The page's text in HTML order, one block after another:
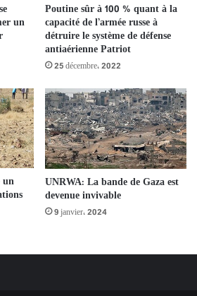
un
Poutine sûr à 100 % quant à la
capacité de l’armée russe à
détruire le système de défense
antiaérienne Patriot
25 décembre، 2022
un
UNRWA: La bande de Gaza est
devenue invivable
9 janvier، 2024